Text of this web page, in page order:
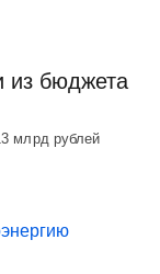
из бюджета
млрд рублей